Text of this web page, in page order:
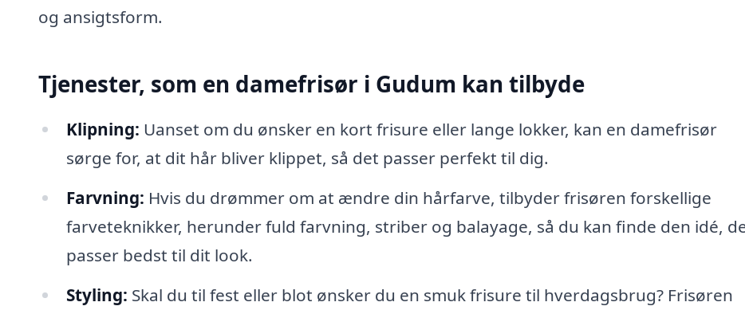
og ansigtsform.
Tjenester, som en damefrisør i Gudum kan tilbyde
Klipning: Uanset om du ønsker en kort frisure eller lange lokker, kan en damefrisør
sørge for, at dit hår bliver klippet, så det passer perfekt til dig.
Farvning: Hvis du drømmer om at ændre din hårfarve, tilbyder frisøren forskellige
farveteknikker, herunder fuld farvning, striber og balayage, så du kan finde den idé,
passer bedst til dit look.
Styling: Skal du til fest eller blot ønsker du en smuk frisure til hverdagsbrug? Frisøren